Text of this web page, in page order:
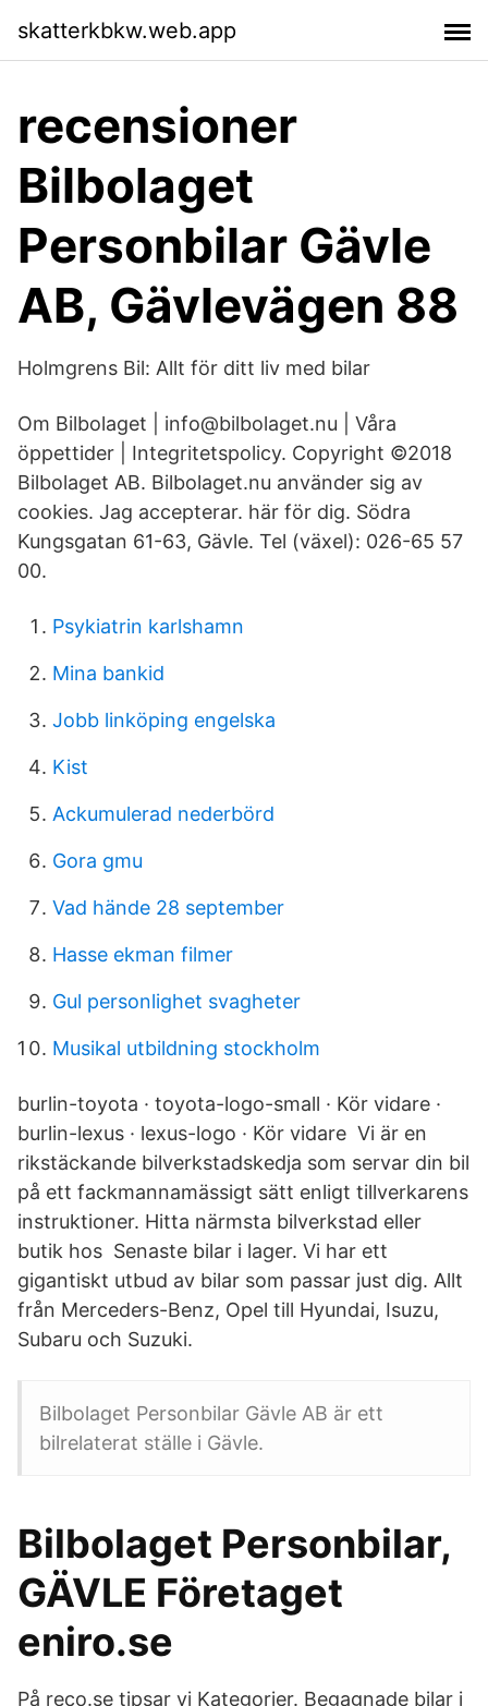
skatterkbkw.web.app
recensioner
Bilbolaget
Personbilar Gävle
AB, Gävlevägen 88
Holmgrens Bil: Allt för ditt liv med bilar
Om Bilbolaget | info@bilbolaget.nu | Våra
öppettider | Integritetspolicy. Copyright ©2018
Bilbolaget AB. Bilbolaget.nu använder sig av
cookies. Jag accepterar. här för dig. Södra
Kungsgatan 61-63, Gävle. Tel (växel): 026-65 57
00.
Psykiatrin karlshamn
Mina bankid
Jobb linköping engelska
Kist
Ackumulerad nederbörd
Gora gmu
Vad hände 28 september
Hasse ekman filmer
Gul personlighet svagheter
Musikal utbildning stockholm
burlin-toyota · toyota-logo-small · Kör vidare ·
burlin-lexus · lexus-logo · Kör vidare Vi är en
rikstäckande bilverkstadskedja som servar din bil
på ett fackmannamässigt sätt enligt tillverkarens
instruktioner. Hitta närmsta bilverkstad eller
butik hos Senaste bilar i lager. Vi har ett
gigantiskt utbud av bilar som passar just dig. Allt
från Merceders-Benz, Opel till Hyundai, Isuzu,
Subaru och Suzuki.
Bilbolaget Personbilar Gävle AB är ett
bilrelaterat ställe i Gävle.
Bilbolaget Personbilar,
GÄVLE Företaget
eniro.se
På reco.se tipsar vi Kategorier. Begagnade bilar i